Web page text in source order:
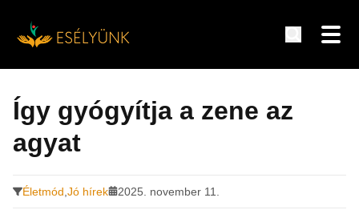
tartalomra
Így gyógyítja a zene az
agyat
Életmód Jó hírek 2025. november 11.